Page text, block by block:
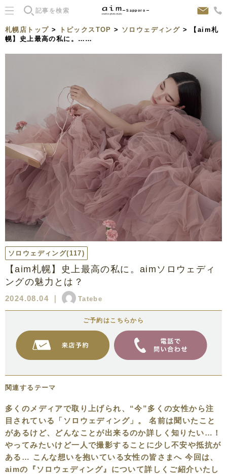
Sapporo
札幌店トップ > トピックスTOP > ソロウェディング > 【aim札
幌】史上最高の私に。……
ソロウェディング(117)
【aim札幌】史上最高の私に。aimソロウェディ
ングの魅力とは？
2024.08.04 Tatebe
ご予約はこちらから
関連するテーマ
多くのメディアで取り上げられ、“今”多くの女性から注
目されている「ソロウェディング」。 名前は聞いたこと
があるけど、どんなことが出来るのか詳しく知りたい…！
やってみたいけど一人で撮影することに少し不安や抵抗が
ある… こんな想いを抱いている女性の皆さまへ 今回は、
aimの『ソロウェディング』について詳しくご紹介いたし